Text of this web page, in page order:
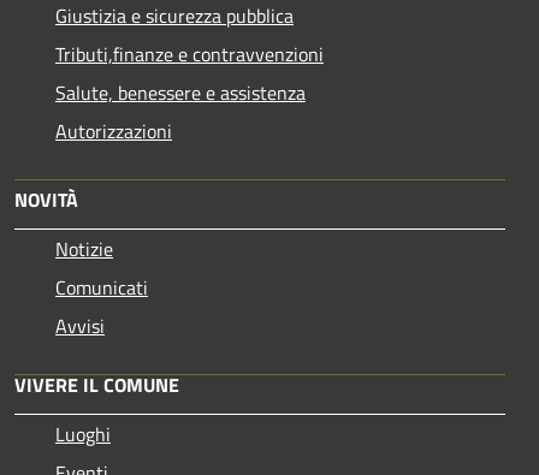
Giustizia e sicurezza pubblica
Tributi,finanze e contravvenzioni
Salute, benessere e assistenza
Autorizzazioni
NOVITÀ
Notizie
Comunicati
Avvisi
VIVERE IL COMUNE
Luoghi